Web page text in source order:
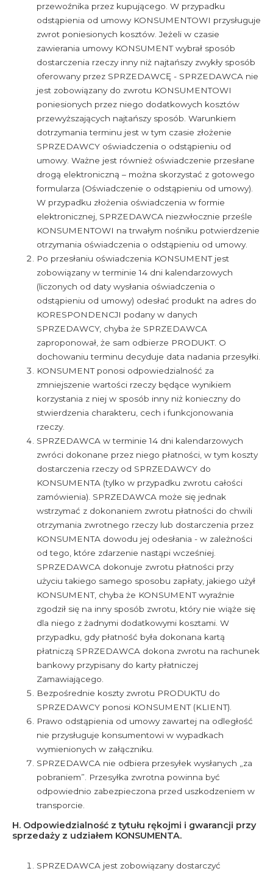
przewoźnika przez kupującego. W przypadku
odstąpienia od umowy KONSUMENTOWI przysługuje
zwrot poniesionych kosztów. Jeżeli w czasie
zawierania umowy KONSUMENT wybrał sposób
dostarczenia rzeczy inny niż najtańszy zwykły sposób
oferowany przez SPRZEDAWCĘ - SPRZEDAWCA nie
jest zobowiązany do zwrotu KONSUMENTOWI
poniesionych przez niego dodatkowych kosztów
przewyższających najtańszy sposób. Warunkiem
dotrzymania terminu jest w tym czasie złożenie
SPRZEDAWCY oświadczenia o odstąpieniu od
umowy. Ważne jest również oświadczenie przesłane
drogą elektroniczną – można skorzystać z gotowego
formularza (Oświadczenie o odstąpieniu od umowy).
W przypadku złożenia oświadczenia w formie
elektronicznej, SPRZEDAWCA niezwłocznie prześle
KONSUMENTOWI na trwałym nośniku potwierdzenie
otrzymania oświadczenia o odstąpieniu od umowy.
Po przesłaniu oświadczenia KONSUMENT jest
zobowiązany w terminie 14 dni kalendarzowych
(liczonych od daty wysłania oświadczenia o
odstąpieniu od umowy) odesłać produkt na adres do
KORESPONDENCJI podany w danych
SPRZEDAWCY, chyba że SPRZEDAWCA
zaproponował, że sam odbierze PRODUKT. O
dochowaniu terminu decyduje data nadania przesyłki.
KONSUMENT ponosi odpowiedzialność za
zmniejszenie wartości rzeczy będące wynikiem
korzystania z niej w sposób inny niż konieczny do
stwierdzenia charakteru, cech i funkcjonowania
rzeczy.
SPRZEDAWCA w terminie 14 dni kalendarzowych
zwróci dokonane przez niego płatności, w tym koszty
dostarczenia rzeczy od SPRZEDAWCY do
KONSUMENTA (tylko w przypadku zwrotu całości
zamówienia). SPRZEDAWCA może się jednak
wstrzymać z dokonaniem zwrotu płatności do chwili
otrzymania zwrotnego rzeczy lub dostarczenia przez
KONSUMENTA dowodu jej odesłania - w zależności
od tego, które zdarzenie nastąpi wcześniej.
SPRZEDAWCA dokonuje zwrotu płatności przy
użyciu takiego samego sposobu zapłaty, jakiego użył
KONSUMENT, chyba że KONSUMENT wyraźnie
zgodził się na inny sposób zwrotu, który nie wiąże się
dla niego z żadnymi dodatkowymi kosztami. W
przypadku, gdy płatność była dokonana kartą
płatniczą SPRZEDAWCA dokona zwrotu na rachunek
bankowy przypisany do karty płatniczej
Zamawiającego.
Bezpośrednie koszty zwrotu PRODUKTU do
SPRZEDAWCY ponosi KONSUMENT (KLIENT).
Prawo odstąpienia od umowy zawartej na odległość
nie przysługuje konsumentowi w wypadkach
wymienionych w załączniku.
SPRZEDAWCA nie odbiera przesyłek wysłanych „za
pobraniem”. Przesyłka zwrotna powinna być
odpowiednio zabezpieczona przed uszkodzeniem w
transporcie.
H. Odpowiedzialność z tytułu rękojmi i gwarancji przy
sprzedaży z udziałem KONSUMENTA.
SPRZEDAWCA jest zobowiązany dostarczyć